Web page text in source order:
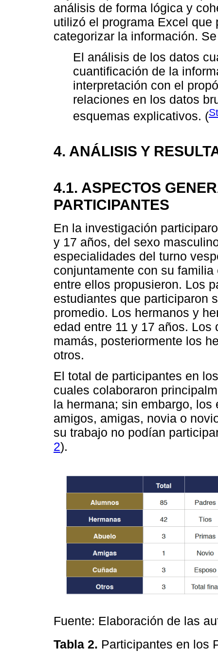
análisis de forma lógica y
utilizó el programa Excel
categorizar la información.
El análisis de los datos
cuantificación de la
interpretación con el
relaciones en los datos
esquemas explicativos. (
4. ANÁLISIS Y
4.1. ASPECTOS
PARTICIPANTES
En la investigación
y 17 años, del sexo
especialidades del turno
conjuntamente con su
entre ellos propusieron. Los
estudiantes que participaron
promedio. Los hermanos y
edad entre 11 y 17 años.
mamás, posteriormente los
otros.
El total de participantes en
cuales colaboraron
la hermana; sin embargo,
amigos, amigas, novia o
su trabajo no podían
2).
Fuente: Elaboración de las
Tabla 2. Participantes en los